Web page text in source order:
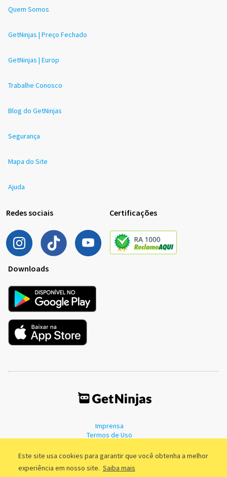
Este site usa cookies para garantir que você obtenha a melhor
experiência em nosso site. Saiba mais
Quem Somos
GetNinjas | Preço Fechado
GetNinjas | Europ
Trabalhe Conosco
Blog do GetNinjas
Segurança
Mapa do Site
Ajuda
Redes sociais Certificações
Downloads
Imprensa
Termos de Uso